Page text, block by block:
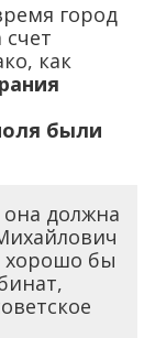
город
как
были
должна
хорошо бы